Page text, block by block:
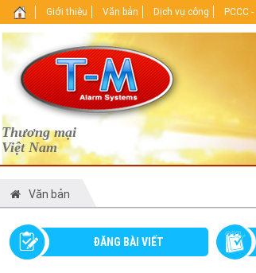
Thương mại
Việt Nam
. Giới thiệu Văn bản Dịch vụ công PCCC
Văn bản
ĐĂNG BÀI VIẾT